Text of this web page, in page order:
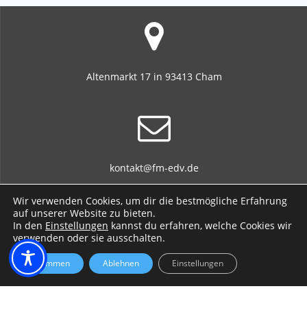
Altenmarkt 17 in 93413 Cham
kontakt@fm-edv.de
+49 170 701 717 3 / +49 9971 765 496 8
Wir verwenden Cookies, um dir die bestmögliche Erfahrung
auf unserer Website zu bieten.
In den Einstellungen kannst du erfahren, welche Cookies wir
verwenden oder sie ausschalten.
Zustimmen Ablehnen Einstellungen